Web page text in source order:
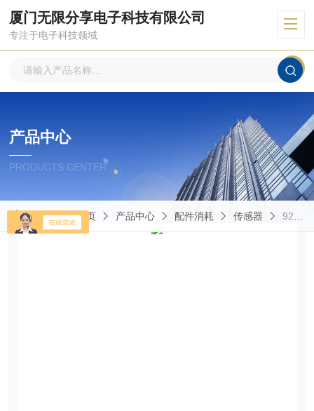
厦门无限分享电子科技有限公司
专注于电子科技领域
产品中心
PRODUCTS CENTER
当前位置：首页 产品中心 配件消耗 传感器 9240AA3奇石乐传感器